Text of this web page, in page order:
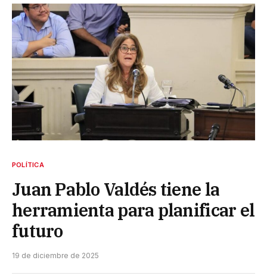
POLÍTICA
Juan Pablo Valdés tiene la
herramienta para planificar el
futuro
19 de diciembre de 2025